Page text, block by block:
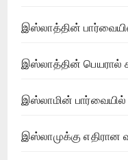
இஸ்லாத்தின்
இஸ்லாத்தின் பெயரால்
இஸ்லாமின்
இஸ்லாமுக்கு எதிரான